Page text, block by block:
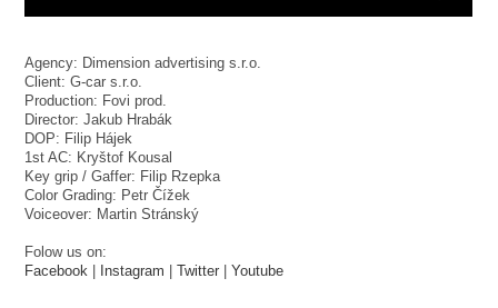
Agency: Dimension advertising s.r.o.
Client: G-car s.r.o.
Production: Fovi prod.
Director: Jakub Hrabák
DOP: Filip Hájek
1st AC: Kryštof Kousal
Key grip / Gaffer: Filip Rzepka
Color Grading: Petr Čížek
Voiceover: Martin Stránský
Folow us on:
Facebook
Instagram |Twitter |Youtube